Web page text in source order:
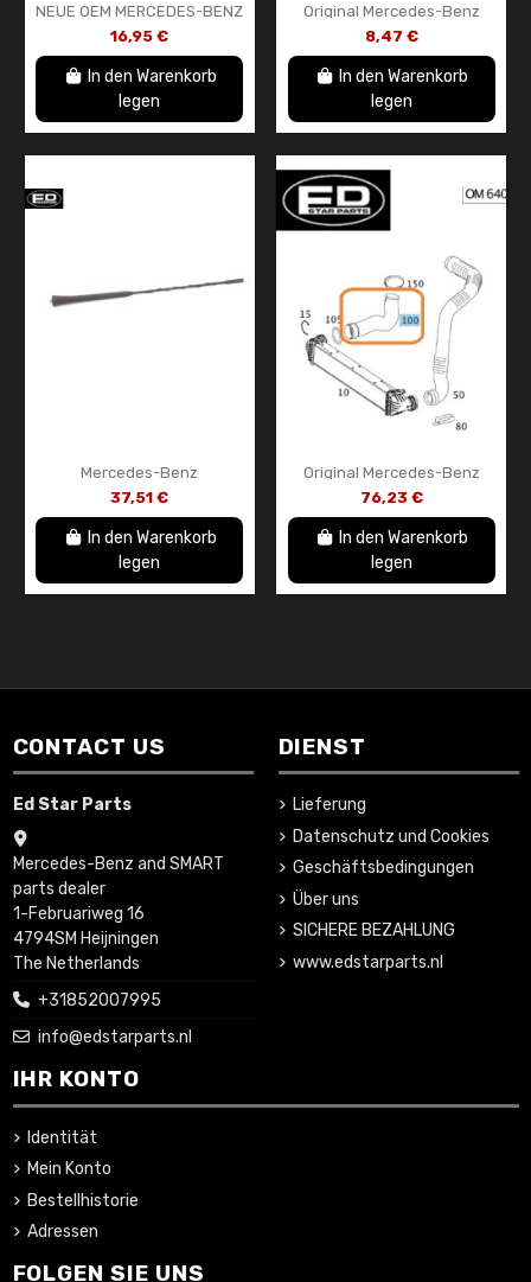
NEUE OEM MERCEDES-BENZ
DIAGNOSE-
STECKERHALTERUNG
16,95 €
In den Warenkorb
legen
Original Mercedes-Benz
Halteplatte A2038230811 –
Neues OEM-Teil
8,47 €
In den Warenkorb
legen
Mercedes-Benz
Dachantennenmast –
A1698202375
37,51 €
In den Warenkorb
legen
Original Mercedes-Benz
Motorluftansaugschlauch –
A1695280482
76,23 €
In den Warenkorb
legen
CONTACT US
Ed Star Parts
Mercedes-Benz and SMART
parts dealer
1-Februariweg 16
4794SM Heijningen
The Netherlands
+31852007995
info@edstarparts.nl
DIENST
Lieferung
Datenschutz und Cookies
Geschäftsbedingungen
Über uns
SICHERE BEZAHLUNG
www.edstarparts.nl
IHR KONTO
Identität
Mein Konto
Bestellhistorie
Adressen
FOLGEN SIE UNS